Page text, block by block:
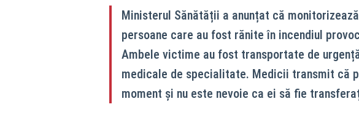
Ministerul Sănătății a anunțat că
persoane care au fost rănite în incendiul
Ambele victime au fost transportate de
medicale de specialitate. Medicii transmit că
moment și nu este nevoie ca ei să fie